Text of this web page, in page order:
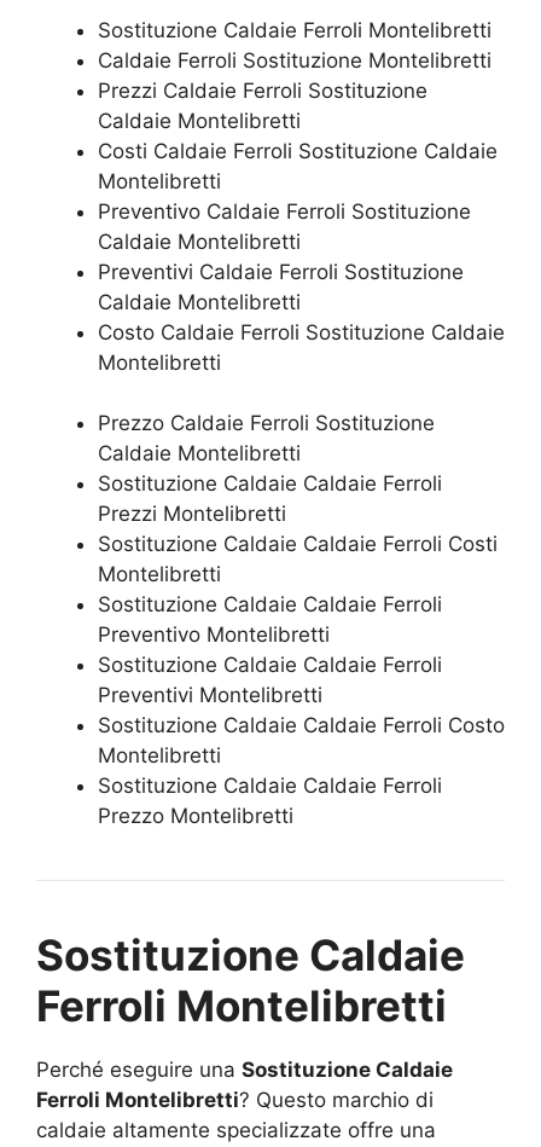
Sostituzione Caldaie Ferroli Montelibretti
Caldaie Ferroli Sostituzione Montelibretti
Prezzi Caldaie Ferroli Sostituzione
Caldaie Montelibretti
Costi Caldaie Ferroli Sostituzione Caldaie
Montelibretti
Preventivo Caldaie Ferroli Sostituzione
Caldaie Montelibretti
Preventivi Caldaie Ferroli Sostituzione
Caldaie Montelibretti
Costo Caldaie Ferroli Sostituzione Caldaie
Montelibretti
Prezzo Caldaie Ferroli Sostituzione
Caldaie Montelibretti
Sostituzione Caldaie Caldaie Ferroli
Prezzi Montelibretti
Sostituzione Caldaie Caldaie Ferroli Costi
Montelibretti
Sostituzione Caldaie Caldaie Ferroli
Preventivo Montelibretti
Sostituzione Caldaie Caldaie Ferroli
Preventivi Montelibretti
Sostituzione Caldaie Caldaie Ferroli Costo
Montelibretti
Sostituzione Caldaie Caldaie Ferroli
Prezzo Montelibretti
Sostituzione Caldaie
Ferroli Montelibretti
Perché eseguire una Sostituzione Caldaie
Ferroli Montelibretti? Questo marchio di
caldaie altamente specializzate offre una